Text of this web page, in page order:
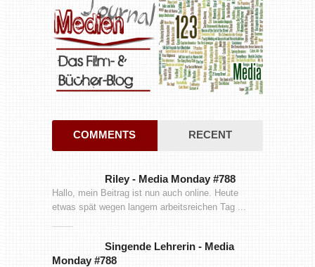
COMMENTS RECENT
Riley- Media Monday #788
Hallo, mein Beitrag ist nun auch online. Heute
etwas spät wegen langem arbeitsreichen Tag ...
Singende Lehrerin - Media
Monday #788